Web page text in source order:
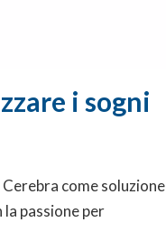
i sogni
come soluzione
passione per